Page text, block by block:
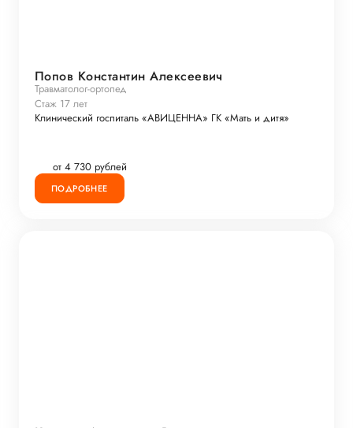
Попов Константин Алексеевич
Травматолог-ортопед
Стаж 17 лет
Клинический госпиталь «АВИЦЕННА» ГК «Мать и дитя»
от 4 730 рублей
ПОДРОБНЕЕ